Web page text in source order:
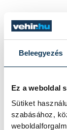
Beleegyezés
Ez a weboldal
Sütiket
szabásához,